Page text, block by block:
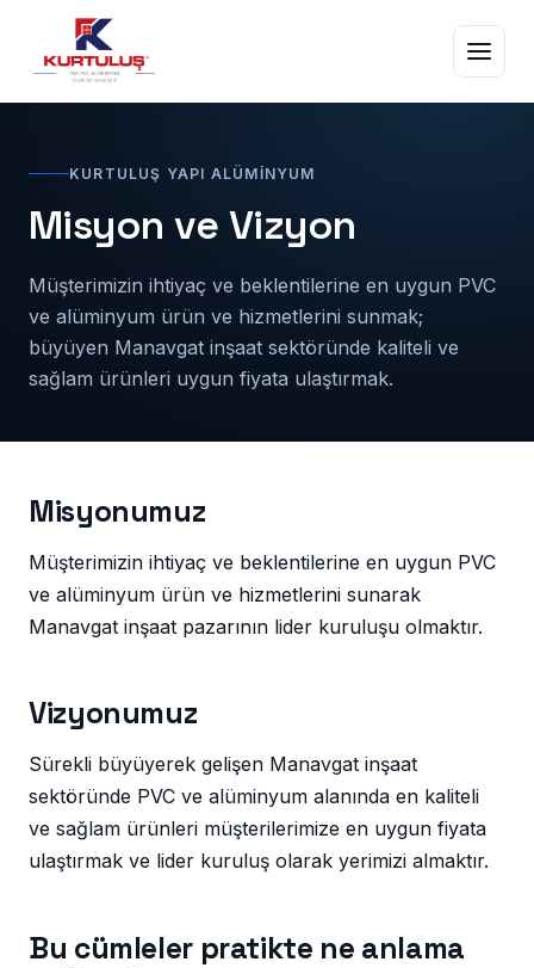
KURTULUŞ YAPI ALÜMINYUM
Misyon ve Vizyon
Müşterimizin ihtiyaç ve beklentilerine en uygun PVC
ve alüminyum ürün ve hizmetlerini sunmak;
büyüyen Manavgat inşaat sektöründe kaliteli ve
sağlam ürünleri uygun fiyata ulaştırmak.
Misyonumuz
Müşterimizin ihtiyaç ve beklentilerine en uygun PVC
ve alüminyum ürün ve hizmetlerini sunarak
Manavgat inşaat pazarının lider kuruluşu olmaktır.
Vizyonumuz
Sürekli büyüyerek gelişen Manavgat inşaat
sektöründe PVC ve alüminyum alanında en kaliteli
ve sağlam ürünleri müşterilerimize en uygun fiyata
ulaştırmak ve lider kuruluş olarak yerimizi almaktır.
Bu cümleler pratikte ne anlama